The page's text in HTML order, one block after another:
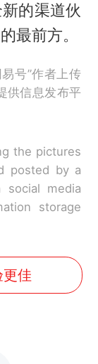
的渠道伙
最前方。
号”作者上传
供信息发布平
the pictures
posted by a
media
storage
佳